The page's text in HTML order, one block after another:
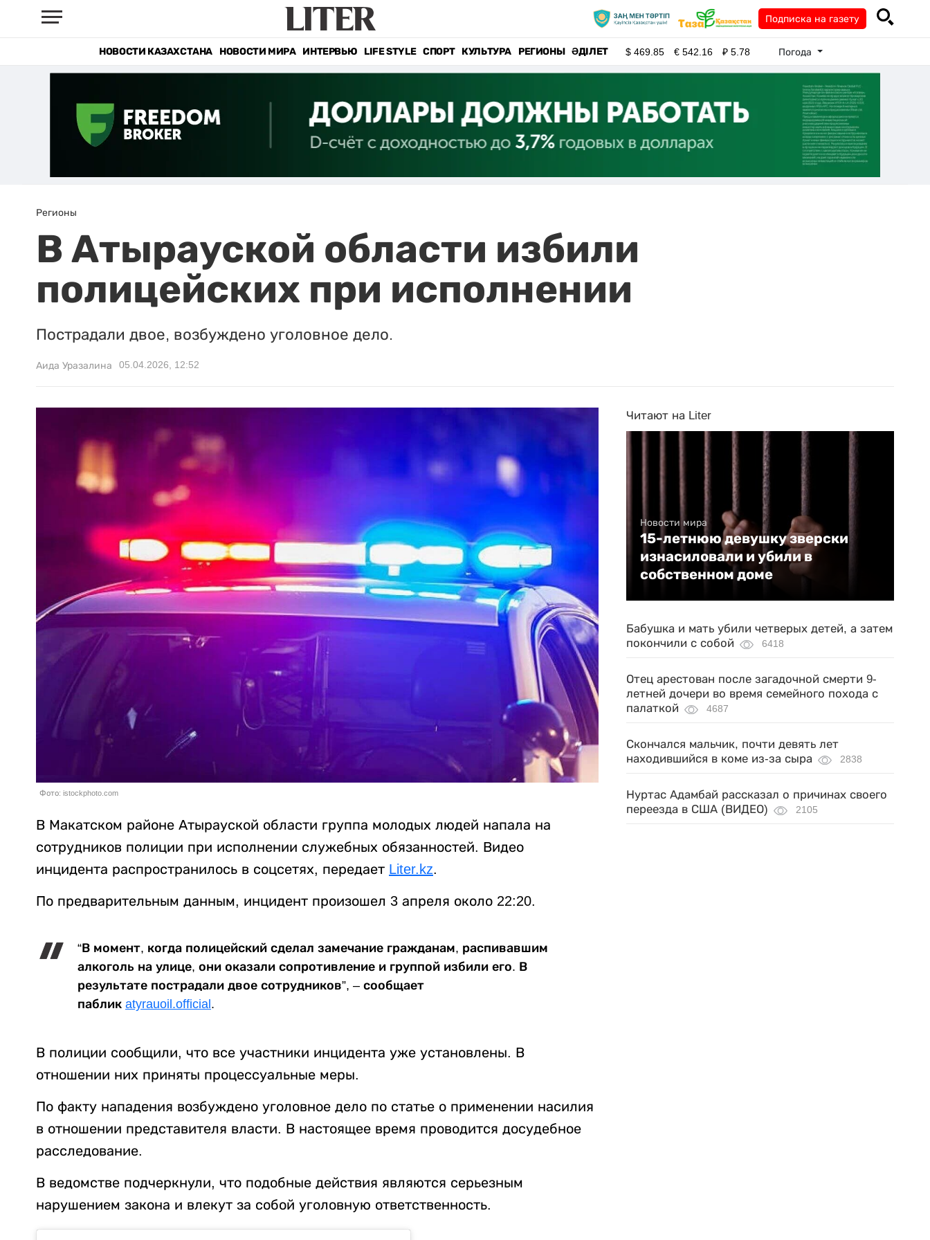
Подписка на газету
НОВОСТИ КАЗАХСТАНА НОВОСТИ МИРА ИНТЕРВЬЮ LIFE STYLE СПОРТ КУЛЬТУРА РЕГИОНЫ ӘДІЛЕТ $469.85 €542.16 ₽5.78 Погода
Регионы
В Атырауской области избили
полицейских при исполнении
Пострадали двое, возбуждено уголовное дело.
Аида Уразалина 05.04.2026, 12:52
Фото: istockphoto.com
В Макатском районе Атырауской области группа молодых людей напала на
сотрудников полиции при исполнении служебных обязанностей. Видео
инцидента распространилось в соцсетях, передает Liter.kz.
По предварительным данным, инцидент произошел 3 апреля около 22:20.
“В момент, когда полицейский сделал замечание гражданам, распивавшим
алкоголь на улице, они оказали сопротивление и группой избили его. В
результате пострадали двое сотрудников”, – сообщает
паблик atyrauoil.official .
В полиции сообщили, что все участники инцидента уже установлены. В
отношении них приняты процессуальные меры.
По факту нападения возбуждено уголовное дело по статье о применении насилия
в отношении представителя власти. В настоящее время проводится досудебное
расследование.
В ведомстве подчеркнули, что подобные действия являются серьезным
нарушением закона и влекут за собой уголовную ответственность.
Читают на Liter
Новости мира
15-летнюю девушку зверски
изнасиловали и убили в
собственном доме
Бабушка и мать убили четверых детей, а затем
покончили с собой
6418
Отец арестован после загадочной смерти 9-
летней дочери во время семейного похода с
палаткой
4687
Скончался мальчик, почти девять лет
находившийся в коме из-за сыра
2838
Нуртас Адамбай рассказал о причинах своего
переезда в США (ВИДЕО)
2105